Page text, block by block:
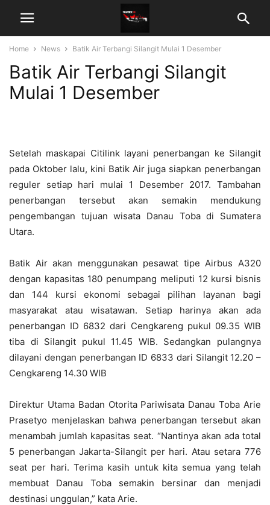
Home News Batik Air Terbangi Silangit Mulai 1 Desember
Batik Air Terbangi Silangit
Mulai 1 Desember
Setelah maskapai Citilink layani penerbangan ke Silangit
pada Oktober lalu, kini Batik Air juga siapkan penerbangan
reguler setiap hari mulai 1 Desember 2017. Tambahan
penerbangan tersebut akan semakin mendukung
pengembangan tujuan wisata Danau Toba di Sumatera
Utara.
Batik Air akan menggunakan pesawat tipe Airbus A320
dengan kapasitas 180 penumpang meliputi 12 kursi bisnis
dan 144 kursi ekonomi sebagai pilihan layanan bagi
masyarakat atau wisatawan. Setiap harinya akan ada
penerbangan ID 6832 dari Cengkareng pukul 09.35 WIB
tiba di Silangit pukul 11.45 WIB. Sedangkan pulangnya
dilayani dengan penerbangan ID 6833 dari Silangit 12.20 –
Cengkareng 14.30 WIB
Direktur Utama Badan Otorita Pariwisata Danau Toba Arie
Prasetyo menjelaskan bahwa penerbangan tersebut akan
menambah jumlah kapasitas seat. “Nantinya akan ada total
5 penerbangan Jakarta-Silangit per hari. Atau setara 776
seat per hari. Terima kasih untuk kita semua yang telah
membuat Danau Toba semakin bersinar dan menjadi
destinasi unggulan,” kata Arie.